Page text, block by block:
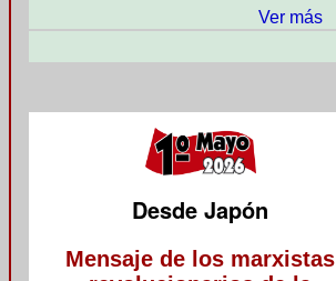
Ver más
Desde Japón
Mensaje de los marxistas